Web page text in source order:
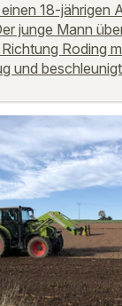
18-jährigen
junge Mann
Roding
und